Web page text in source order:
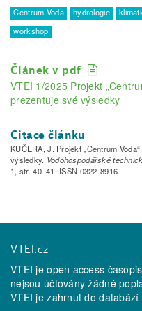
Centrum Voda hydrologie
workshop
Článek v pdf
VTEI 1/2025 Projekt
prezentuje své výsledky
Citace článku
KUČERA, J. Projekt „Centrum
výsledky. Vodohospodářské
1, str. 40–41. ISSN 0322-8916.
VTEI.cz
VTEI je open access
nejsou účtovány žádné
VTEI je zahrnut do databází